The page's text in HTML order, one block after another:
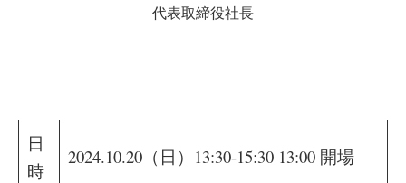
代表取締役社長
日
時
2024.10.20（日）13:30-15:30 13:00 開場